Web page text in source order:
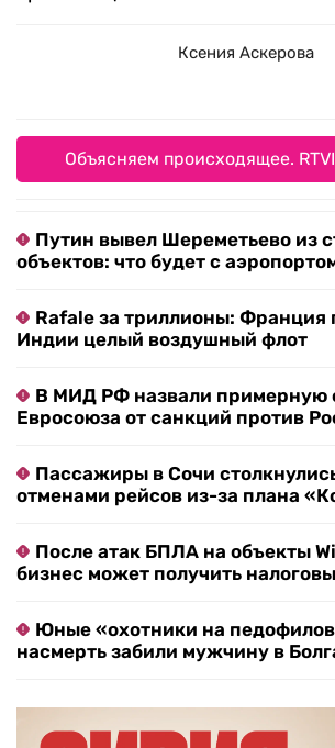
Ксения Аскерова
Объясняем происходящее.
Путин вывел Шереметьево из
объектов: что будет с
Rafale за триллионы: Франция
Индии целый воздушный флот
В МИД РФ назвали примерную
Евросоюза от санкций против
Пассажиры в Сочи
отменами рейсов из-за плана
После атак БПЛА на объекты
бизнес может получить
Юные «охотники на
насмерть забили мужчину в